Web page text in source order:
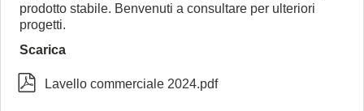
prodotto stabile. Benvenuti a consultare per ulteriori
progetti.
Scarica
 Lavello commerciale 2024.pdf